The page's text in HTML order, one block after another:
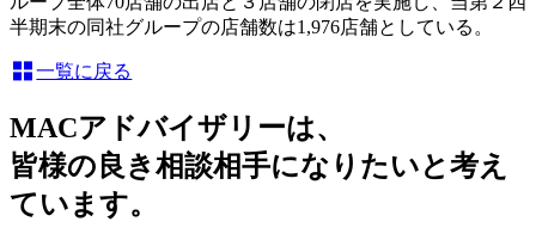
半期末の同社グループの店舗数は1,976店舗としている。
一覧に戻る
MACアドバイザリーは、
皆様の良き相談相手になりたいと考え
ています。